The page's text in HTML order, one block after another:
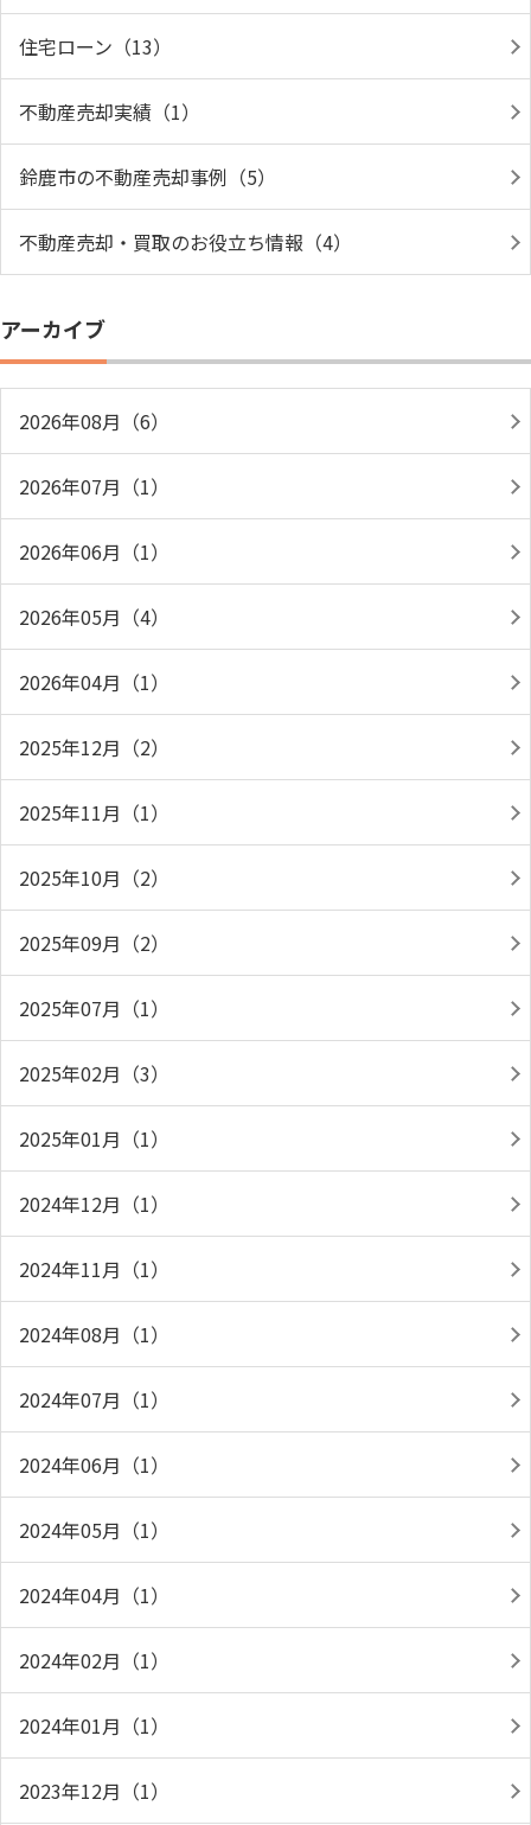
住宅ローン（13）
不動産売却実績（1）
鈴鹿市の不動産売却事例（5）
不動産売却・買取のお役立ち情報（4）
アーカイブ
2026年08月（6）
2026年07月（1）
2026年06月（1）
2026年05月（4）
2026年04月（1）
2025年12月（2）
2025年11月（1）
2025年10月（2）
2025年09月（2）
2025年07月（1）
2025年02月（3）
2025年01月（1）
2024年12月（1）
2024年11月（1）
2024年08月（1）
2024年07月（1）
2024年06月（1）
2024年05月（1）
2024年04月（1）
2024年02月（1）
2024年01月（1）
2023年12月（1）